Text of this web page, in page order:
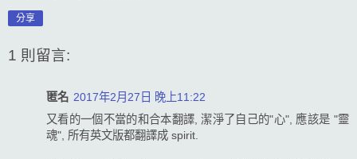
分享
1 則留言:
匿名 2017年2月27日 晚上11:22
又看的一個不當的和合本翻譯, 潔淨了自己的"心", 應該是 "靈
魂", 所有英文版都翻譯成 spirit.